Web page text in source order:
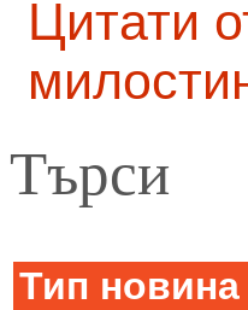
Цитати
Търси
Тип новина